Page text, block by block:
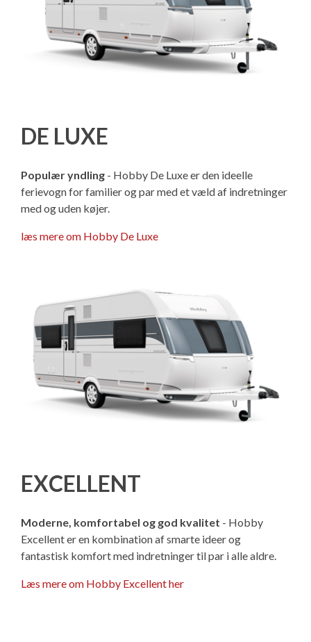
DE LUXE
Populær yndling - Hobby De Luxe er den ideelle
ferievogn for familier og par med et væld af indretninger
med og uden køjer.
læs mere om Hobby De Luxe
EXCELLENT
Moderne, komfortabel og god kvalitet - Hobby
Excellent er en kombination af smarte ideer og
fantastisk komfort med indretninger til par i alle aldre.
Læs mere om Hobby Excellent her